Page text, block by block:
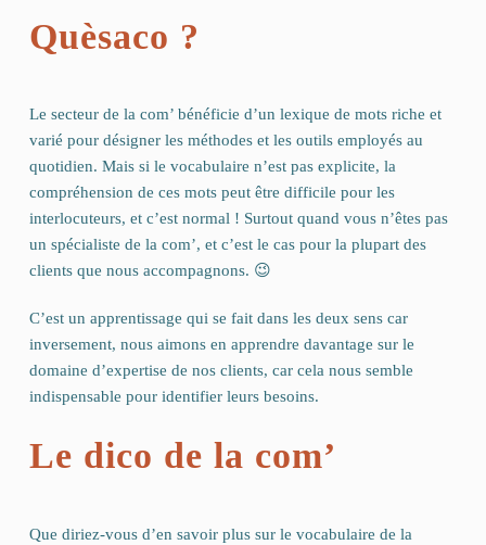
Quèsaco ?
Le secteur de la com’ bénéficie d’un lexique de mots riche et
varié pour désigner les méthodes et les outils employés au
quotidien. Mais si le vocabulaire n’est pas explicite, la
compréhension de ces mots peut être difficile pour les
interlocuteurs, et c’est normal ! Surtout quand vous n’êtes pas
un spécialiste de la com’, et c’est le cas pour la plupart des
clients que nous accompagnons. 😉
C’est un apprentissage qui se fait dans les deux sens car
inversement, nous aimons en apprendre davantage sur le
domaine d’expertise de nos clients, car cela nous semble
indispensable pour identifier leurs besoins.
Le dico de la com’
Que diriez-vous d’en savoir plus sur le vocabulaire de la